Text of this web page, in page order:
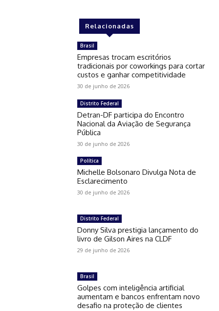
Relacionadas
Brasil
Empresas trocam escritórios
tradicionais por coworkings para cortar
custos e ganhar competitividade
30 de junho de 2026
Distrito Federal
Detran-DF participa do Encontro
Nacional da Aviação de Segurança
Pública
30 de junho de 2026
Política
Michelle Bolsonaro Divulga Nota de
Esclarecimento
30 de junho de 2026
Distrito Federal
Donny Silva prestigia lançamento do
livro de Gilson Aires na CLDF
29 de junho de 2026
Brasil
Golpes com inteligência artificial
aumentam e bancos enfrentam novo
desafio na proteção de clientes